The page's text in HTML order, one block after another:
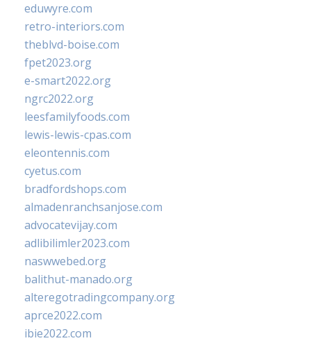
eduwyre.com
retro-interiors.com
theblvd-boise.com
fpet2023.org
e-smart2022.org
ngrc2022.org
leesfamilyfoods.com
lewis-lewis-cpas.com
eleontennis.com
cyetus.com
bradfordshops.com
almadenranchsanjose.com
advocatevijay.com
adlibilimler2023.com
naswwebed.org
balithut-manado.org
alteregotradingcompany.org
aprce2022.com
ibie2022.com